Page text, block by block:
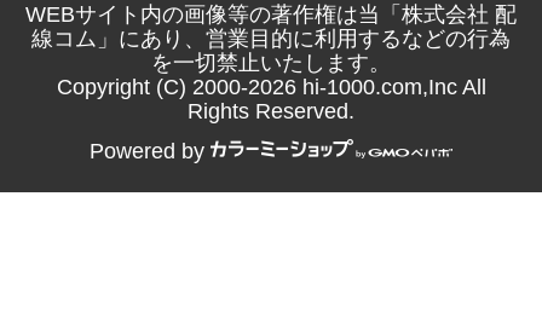
WEBサイト内の画像等の著作権は当「株式会社 配
線コム」にあり、営業目的に利用するなどの行為
を一切禁止いたします。
Copyright (C) 2000-2026 hi-1000.com,Inc All
Rights Reserved.
Powered by